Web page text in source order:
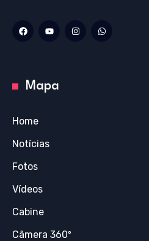
Mapa
Home
Notícias
Fotos
Vídeos
Cabine
Câmera 360º